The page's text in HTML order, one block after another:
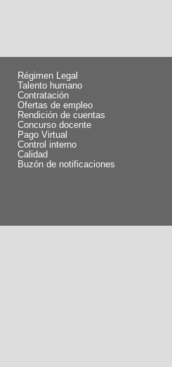
Régimen Legal
Talento humano
Contratación
Ofertas de empleo
Rendición de cuentas
Concurso docente
Pago Virtual
Control interno
Calidad
Buzón de notificaciones